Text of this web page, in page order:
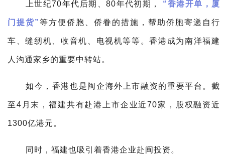
上世纪70年代后期、80年代初期， “香港开单，厦
门提货”等方便侨胞、侨眷的措施，帮助侨胞寄递自行
车、缝纫机、收音机、电视机等等。香港成为南洋福建
人沟通家乡的重要中转站。
如今，香港也是闽企海外上市融资的重要平台。 截
至4月末，福建共有赴港上市企业近70家，股权融资近
1300亿港元。
同时，福建也吸引着香港企业赴闽投资。